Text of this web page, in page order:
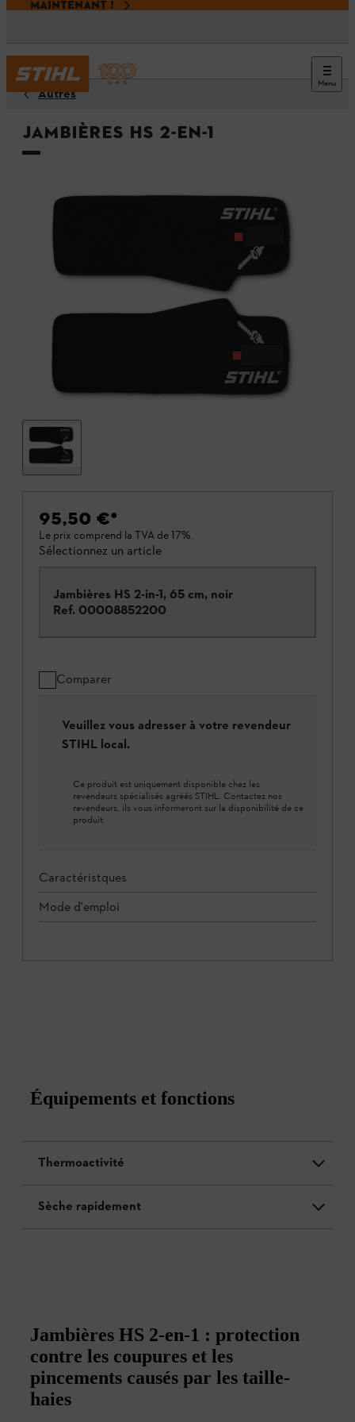
MAINTENANT !
Menu
Autres
Jambières HS 2-en-1
95,50 €*
Le prix comprend la TVA de 17%.
Sélectionnez un article
Jambières HS 2-in-1, 65 cm, noir
Ref. 00008852200
Comparer
Veuillez vous adresser à votre revendeur
STIHL local.
Ce produit est uniquement disponible chez les
revendeurs spécialisés agréés STIHL. Contactez nos
revendeurs, ils vous informeront sur la disponibilité de ce
produit.
Caractéristques
Mode d'emploi
Équipements et fonctions
Thermoactivité
Sèche rapidement
Jambières HS 2-en-1 : protection
contre les coupures et les
pincements causés par les taille-
haies